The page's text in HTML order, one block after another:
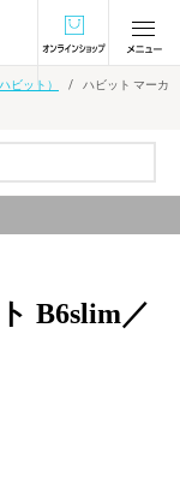
オンラインショ
ビット）
ハビット マーカ
B6slim／